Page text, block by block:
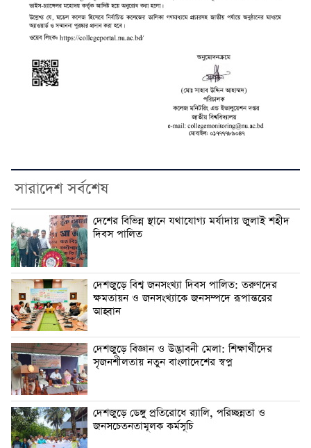
সারাদেশ সর্বশেষ
দেশের বিভিন্ন স্থানে যথাযোগ্য মর্যাদায় জুলাই শহীদ
দিবস পালিত
দেশজুড়ে বিশ্ব জনসংখ্যা দিবস পালিত: তরুণদের
ক্ষমতায়ন ও জনসংখ্যাকে জনসম্পদে রূপান্তরের
আহ্বান
দেশজুড়ে বিজ্ঞান ও উদ্ভাবনী মেলা: শিক্ষার্থীদের
সৃজনশীলতায় নতুন বাংলাদেশের স্বপ্ন
দেশজুড়ে ডেঙ্গু প্রতিরোধে র‌্যালি, পরিচ্ছন্নতা ও
জনসচেতনতামূলক কর্মসূচি